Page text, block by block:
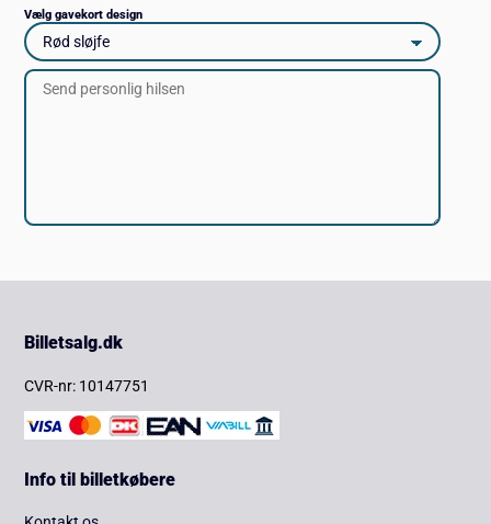
Vælg gavekort design
Billetsalg.dk
CVR-nr: 10147751
Info til billetkøbere